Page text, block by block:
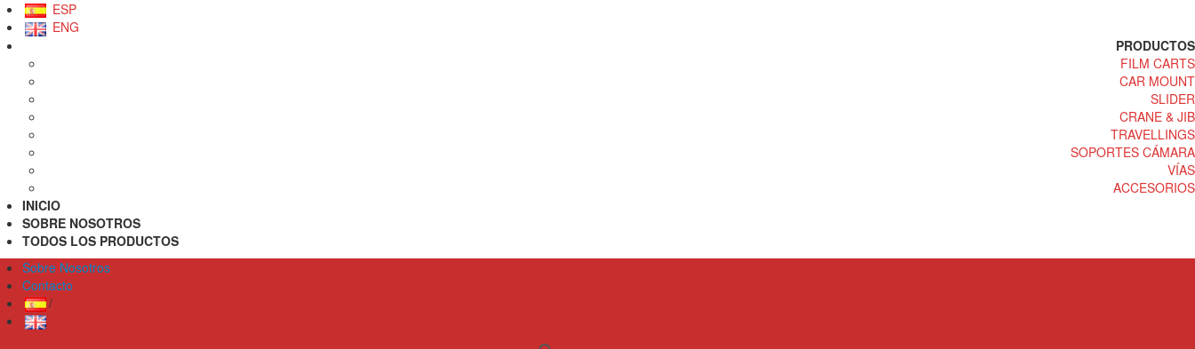
ESP
ENG
PRODUCTOS
FILM CARTS
CAR MOUNT
SLIDER
CRANE & JIB
TRAVELLINGS
SOPORTES CÁMARA
VÍAS
ACCESORIOS
INICIO
SOBRE NOSOTROS
TODOS LOS PRODUCTOS
Sobre Nosotros
Contacto